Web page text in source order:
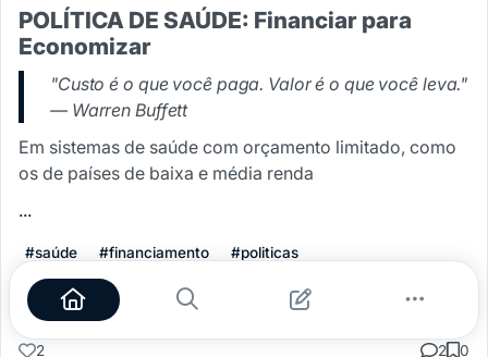
POLÍTICA DE SAÚDE: Financiar para
Economizar
"Custo é o que você paga. Valor é o que você leva."
— Warren Buffett
Em sistemas de saúde com orçamento limitado, como
os de países de baixa e média renda
...
#saúde #financiamento #politicas
Leia mais
2 2 0